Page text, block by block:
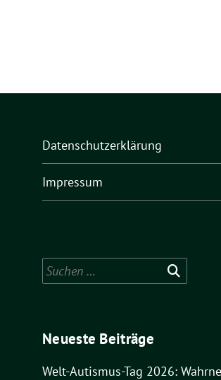
Datenschutzerklärung
Impressum
Suchen
nach:
Neueste Beiträge
Welt-Autismus-Tag 2026: